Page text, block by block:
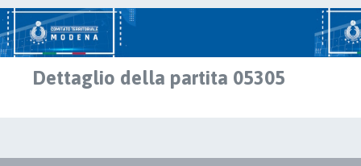
Dettaglio della partita 05305